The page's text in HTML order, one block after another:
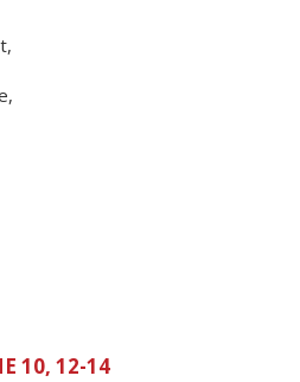
10, 12-14